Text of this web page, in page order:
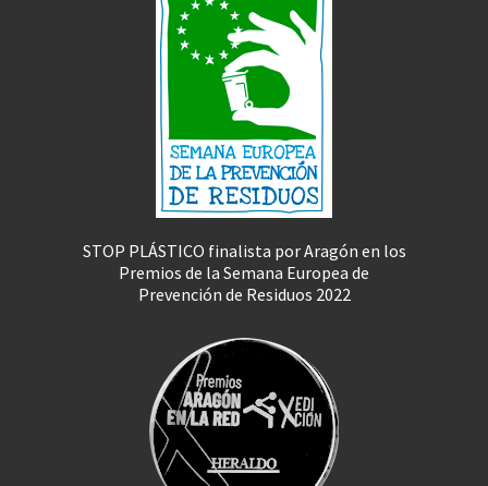
STOP PLÁSTICO finalista por Aragón en los
Premios de la Semana Europea de
Prevención de Residuos 2022